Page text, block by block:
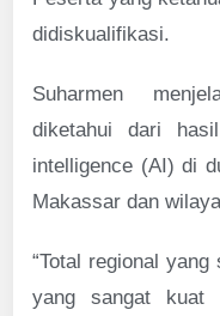
didiskualifikasi.
Suharmen
diketahui dari
intelligence (AI) di
Makassar dan
“Total regional
yang sangat kuat